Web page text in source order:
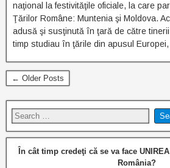
naţional la festivităţile oficiale, la care
Ţărilor Române: Muntenia şi Moldova.
adusă şi susţinută în ţară de către
timp studiau în ţările din apusul
← Older Posts
În cât timp credeţi că se va face
România?